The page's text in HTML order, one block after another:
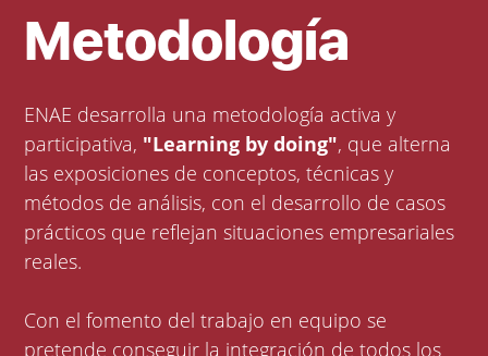
Metodología
ENAE desarrolla una metodología activa y
participativa, "Learning by doing", que alterna
las exposiciones de conceptos, técnicas y
métodos de análisis, con el desarrollo de casos
prácticos que reflejan situaciones empresariales
reales.
Con el fomento del trabajo en equipo se
pretende conseguir la integración de todos los